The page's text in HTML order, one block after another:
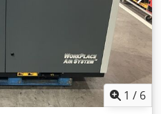
400V, enchufe 16A-CEE
1650 mm (Ancho x Fondo x
por SAB 24 meses de
de leasing y alquiler
Paquete de servicio
Aceuytxrsnef Guía para pan
Puesta en marcha &
panadería en stock!
1 / 6